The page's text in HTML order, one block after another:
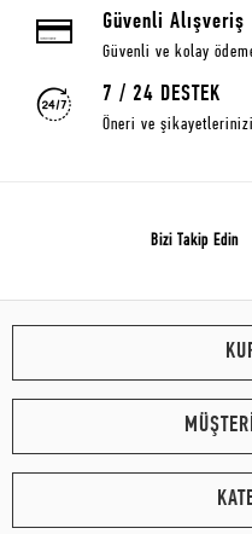
Güvenli Alışveriş
Güvenli ve kolay
7 / 24 DESTEK
Öneri ve
Bizi Takip Edin